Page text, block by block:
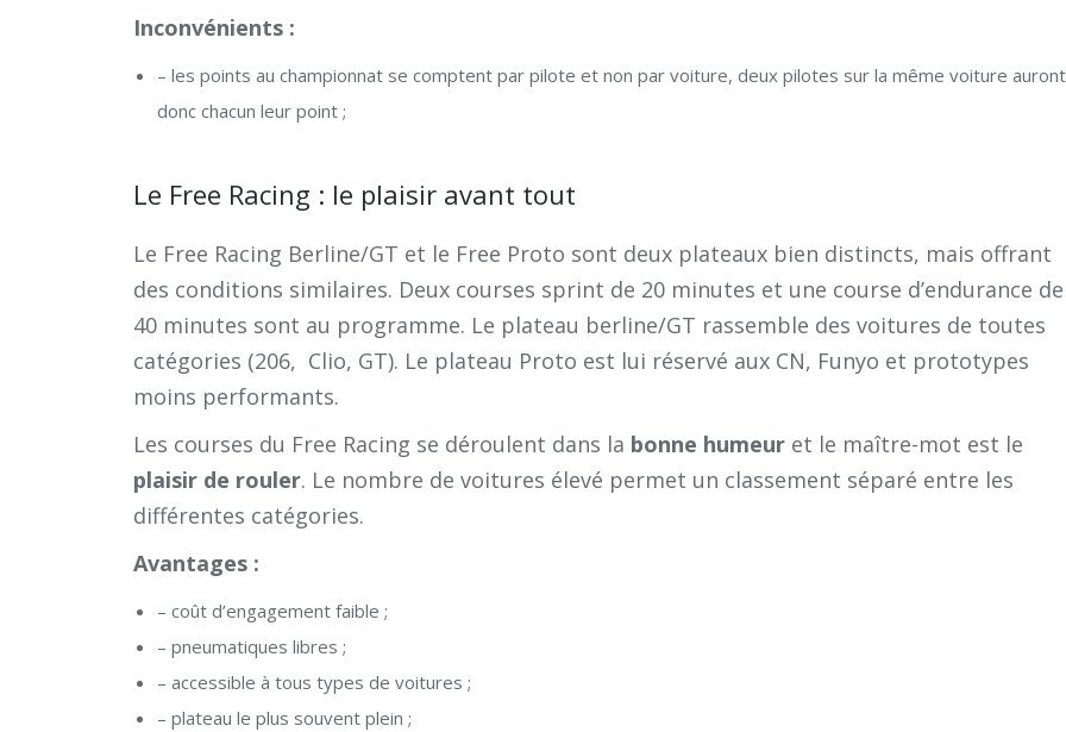
Inconvénients :
– les points au championnat se comptent par pilote et non par voiture, deux pilotes sur la même voiture auront
donc chacun leur point ;
Le Free Racing : le plaisir avant tout
Le Free Racing Berline/GT et le Free Proto sont deux plateaux bien distincts, mais offrant
des conditions similaires. Deux courses sprint de 20 minutes et une course d’endurance de
40 minutes sont au programme. Le plateau berline/GT rassemble des voitures de toutes
catégories (206, Clio, GT). Le plateau Proto est lui réservé aux CN, Funyo et prototypes
moins performants.
Les courses du Free Racing se déroulent dans la bonne humeur et le maître-mot est le
plaisir de rouler. Le nombre de voitures élevé permet un classement séparé entre les
différentes catégories.
Avantages :
– coût d’engagement faible ;
– pneumatiques libres ;
– accessible à tous types de voitures ;
– plateau le plus souvent plein ;